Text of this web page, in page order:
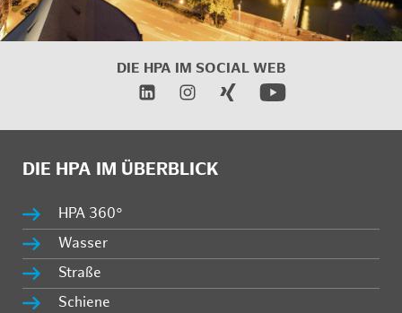
DIE HPA IM SOCIAL WEB
DIE HPA IM ÜBERBLICK
HPA 360°
Wasser
Straße
Schiene